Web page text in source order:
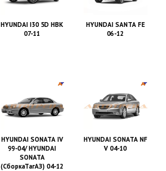
HYUNDAI I30 5D HBK
07-11
HYUNDAI SANTA FE
06-12
HYUNDAI SONATA IV
99-04/ HYUNDAI
SONATA
(СборкаТагАЗ) 04-12
HYUNDAI SONATA NF
V 04-10